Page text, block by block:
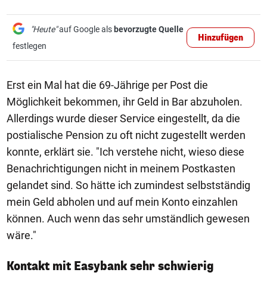
"Heute"auf Google als bevorzugte Quelle
festlegen
Hinzufügen
Erst ein Mal hat die 69-Jährige per Post die
Möglichkeit bekommen, ihr Geld in Bar abzuholen.
Allerdings wurde dieser Service eingestellt, da die
postialische Pension zu oft nicht zugestellt werden
konnte, erklärt sie. "Ich verstehe nicht, wieso diese
Benachrichtigungen nicht in meinem Postkasten
gelandet sind. So hätte ich zumindest selbstständig
mein Geld abholen und auf mein Konto einzahlen
können. Auch wenn das sehr umständlich gewesen
wäre."
Kontakt mit Easybank sehr schwierig